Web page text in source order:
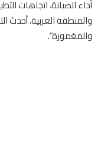
أداء الصيانة، اتجاهات
والمنطقة العربية، أحدث
والمغمورة”.